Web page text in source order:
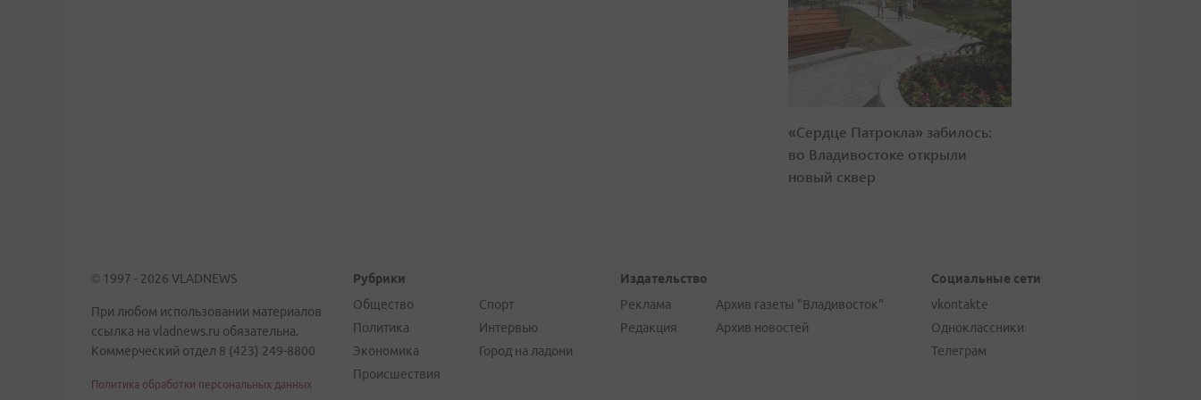
«Сердце Патрокла» забилось:
во Владивостоке открыли
новый сквер
© 1997 - 2026 VLADNEWS
При любом использовании материалов
ссылка на vladnews.ru обязательна.
Коммерческий отдел 8 (423) 249-8800
Политика обработки персональных данных
Рубрики
Общество
Политика
Экономика
Происшествия
Спорт
Интервью
Город на ладони
Издательство
Реклама
Редакция
Архив газеты "Владивосток"
Архив новостей
Социальные сети
vkontakte
Одноклассники
Телеграм